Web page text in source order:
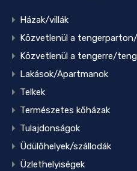
Házak/villák
Közvetlenül a
Közvetlenül a tengerre/
Lakások/Apartmanok
Telkek
Természetes kőházak
Tulajdonságok
Üdülőhelyek/szállodák
Üzlethelyiségek